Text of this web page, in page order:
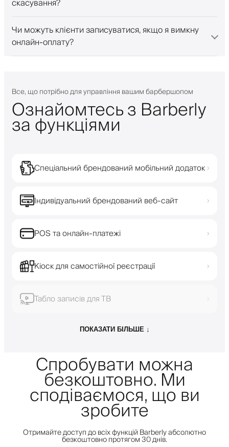
скасування?
Чи можуть клієнти записуватися, якщо я вимкну
онлайн-оплату?
Все, що потрібно для управління вашим барбершопом
Ознайомтесь з Barberly
за функціями
Спеціальний брендований мобільний додаток ›
Індивідуальний брендований веб-сайт ›
POS та онлайн-платежі ›
Кіоск для самостійної реєстрації ›
Табло записів для ТВ ›
ПОКАЗАТИ БІЛЬШЕ ↓
Спробувати можна
безкоштовно. Ми
сподіваємося, що ви
зробите
Отримайте доступ до всіх функцій Barberly абсолютно
безкоштовно протягом 30 днів.